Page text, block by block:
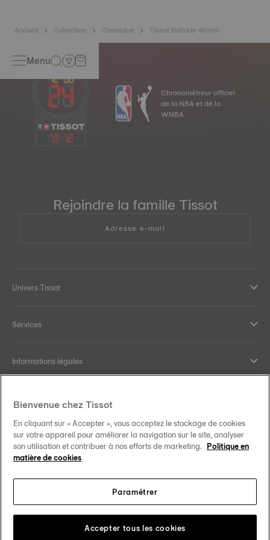
Accueil Collection Classique Tissot Ballade 40mm
Menu
13: 12
Chronométreur officiel
de la NBA et de la
WNBA
Rejoindre la famille Tissot
Adresse e-mail
Univers Tissot
Services
Informations légales
Nos engagements
Suivez-nous sur les réseaux sociaux
Changer de pays Tissot Copyrights 2026
Bienvenue chez Tissot
En cliquant sur « Accepter », vous acceptez le stockage de cookies
sur votre appareil pour améliorer la navigation sur le site, analyser
son utilisation et contribuer à nos efforts de marketing. Politique en
matière de cookies
Paramétrer
Accepter tous les cookies